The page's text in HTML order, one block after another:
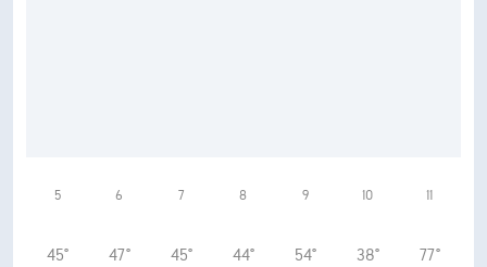
5
45°
6
47°
7
45°
8
44°
9
54°
10
38°
11
77°